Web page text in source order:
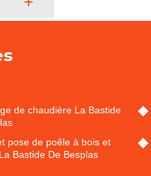
de chaudière La Bastide
pose de poêle à bois et
Bastide De Besplas